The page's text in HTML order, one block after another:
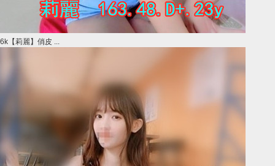
6k【莉麗】俏皮 ...